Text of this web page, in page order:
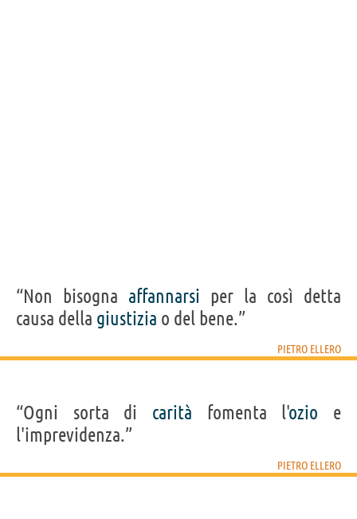
“Non bisogna affannarsi per la così detta
causa della giustizia o del bene.”
PIETRO ELLERO
“Ogni sorta di carità fomenta l'ozio e
l'imprevidenza.”
PIETRO ELLERO